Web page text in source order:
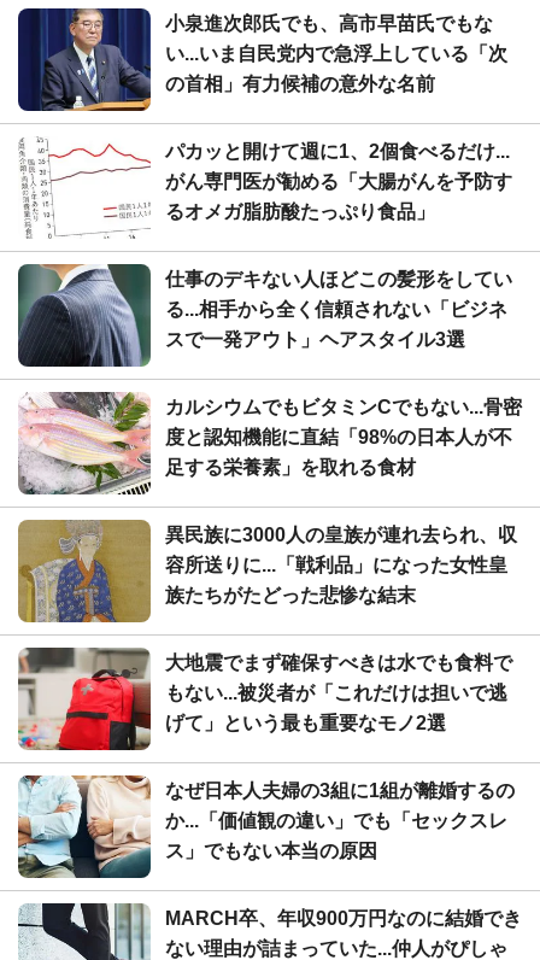
小泉進次郎氏でも、高市早苗氏でもな
い...いま自民党内で急浮上している「次
の首相」有力候補の意外な名前
パカッと開けて週に1、2個食べるだけ...
がん専門医が勧める「大腸がんを予防す
るオメガ脂肪酸たっぷり食品」
仕事のデキない人ほどこの髪形をしてい
る...相手から全く信頼されない「ビジネ
スで一発アウト」ヘアスタイル3選
カルシウムでもビタミンCでもない...骨密
度と認知機能に直結「98%の日本人が不
足する栄養素」を取れる食材
異民族に3000人の皇族が連れ去られ、収
容所送りに...「戦利品」になった女性皇
族たちがたどった悲惨な結末
大地震でまず確保すべきは水でも食料で
もない...被災者が「これだけは担いで逃
げて」という最も重要なモノ2選
なぜ日本人夫婦の3組に1組が離婚するの
か...「価値観の違い」でも「セックスレ
ス」でもない本当の原因
MARCH卒、年収900万円なのに結婚でき
ない理由が詰まっていた...仲人がぴしゃ